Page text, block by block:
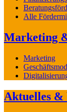
Alle
Marketing
Marketing
Aktuelles &